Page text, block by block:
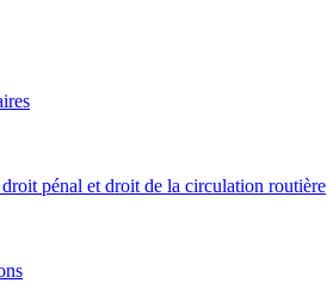
pénal et droit de la circulation routière